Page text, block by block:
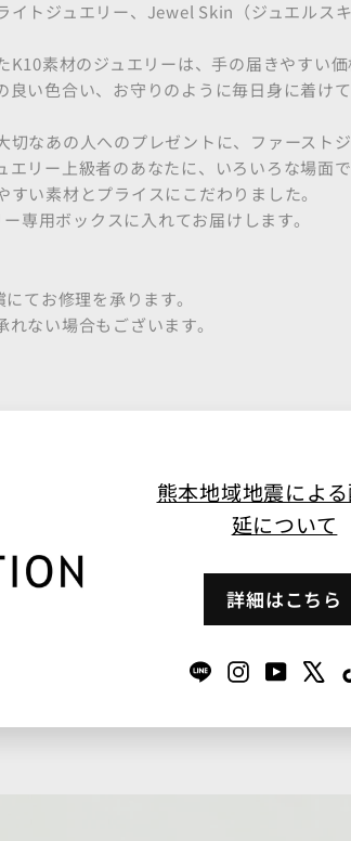
熊本地域地震によ
延について
詳細はこちら
LINEInstagram
イトジュエリー、Jewel Skin（ジュエルス
K10素材のジュエリーは、手の届きやすい
良い色合い、お守りのように毎日身に着け
切なあの人へのプレゼントに、ファースト
エリー上級者のあなたに、いろいろな場面
い素材とプライスにこだわりました。
専用ボックスに入れてお届けします。
てお修理を承ります。
ない場合もございます。
キュービックジルコニア